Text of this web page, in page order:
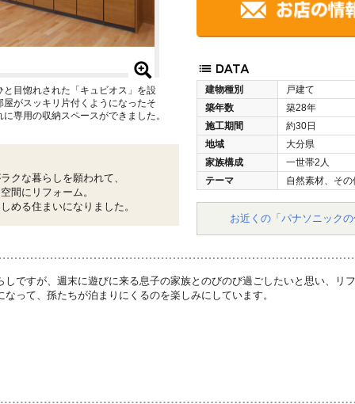
建物種別
戸建て
築年数
築28年
施工期間
約30日
地域
大分県
家族構成
一世帯2人
テーマ
自然素材、その
お近くの「パナソニック
目惚れされた「キュビオス」を設
がスッキリ片付くようになったそ
専用の収納スペースができました。
クな暮らしを願われて、
間にリフォーム。
める住まいになりました。
しですが、週末に遊びに来る息子の家族とのびのび過ごしたいと思い、リ
なって、孫たちが泊まりにくるのを楽しみにしています。